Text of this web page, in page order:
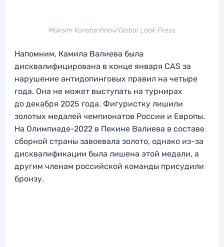
Maksim Konstantinov/Global Look Press
Напомним, Камила Валиева была
дисквалифицирована в конце января CAS за
нарушение антидопинговых правил на четыре
года. Она не может выступать на турнирах
до декабря 2025 года. Фигуристку лишили
золотых медалей чемпионатов России и Европы.
На Олимпиаде-2022 в Пекине Валиева в составе
сборной страны завоевала золото, однако из-за
дисквалификации была лишена этой медали, а
другим членам российской команды присудили
бронзу.